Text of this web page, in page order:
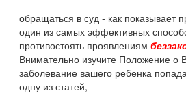
обращаться в суд - как показывает
один из самых эффективных
противостоять проявлениям
Внимательно изучите Положение о
заболевание вашего ребенка
одну из статей,